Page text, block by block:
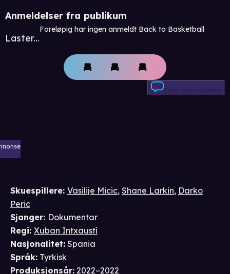
Anmeldelser fra publikum
Laster...
Foreløpig har ingen anmeldt Back to Basketball
Skriv anmeldelse
Skuespillere: Vasilije Micic, Shane Larkin, Darko
Peric
Sjanger: Dokumentar
Regi: Xuban Intxausti
Nasjonalitet: Spania
Språk: Tyrkisk
Produksjonsår: 2022–2022